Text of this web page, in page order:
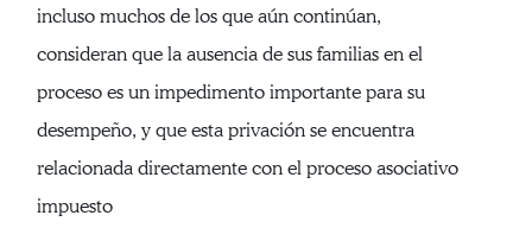
incluso muchos de los que aún continúan,
consideran que la ausencia de sus familias en el
proceso es un impedimento importante para su
desempeño, y que esta privación se encuentra
relacionada directamente con el proceso asociativo
impuesto